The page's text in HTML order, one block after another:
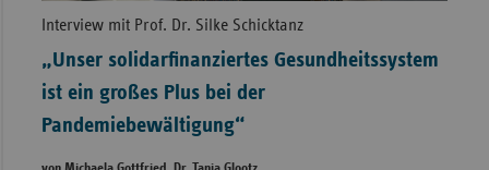
Interview mit Prof. Dr. Silke Schicktanz
„Unser solidarfinanziertes Gesundheitssystem
ist ein großes Plus bei der
Pandemiebewältigung“